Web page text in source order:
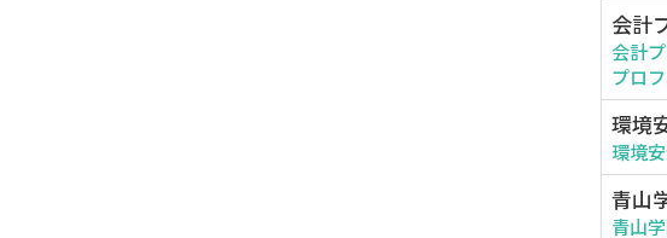
会計
会計
プロ
環境
環境
青山
青山